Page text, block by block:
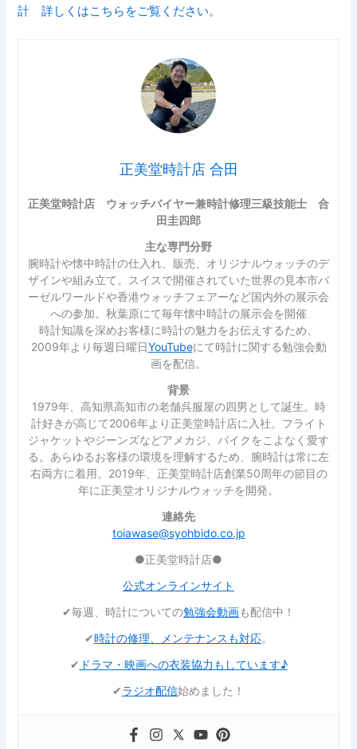
計 詳しくはこちらをご覧ください。
正美堂時計店 合田
正美堂時計店 ウォッチバイヤー兼時計修理三級技能士 合
田圭四郎
主な専門分野
腕時計や懐中時計の仕入れ、販売、オリジナルウォッチのデ
ザインや組み立て。スイスで開催されていた世界の見本市バ
ーゼルワールドや香港ウォッチフェアーなど国内外の展示会
への参加。秋葉原にて毎年懐中時計の展示会を開催
時計知識を深めお客様に時計の魅力をお伝えするため、
2009年より毎週日曜日YouTubeにて時計に関する勉強会動
画を配信。
背景
1979年、高知県高知市の老舗呉服屋の四男として誕生。時
計好きが高じて2006年より正美堂時計店に入社。フライト
ジャケットやジーンズなどアメカジ、バイクをこよなく愛す
る。あらゆるお客様の環境を理解するため、腕時計は常に左
右両方に着用。2019年、正美堂時計店創業50周年の節目の
年に正美堂オリジナルウォッチを開発。
連絡先
toiawase@syohbido.co.jp
●正美堂時計店●
公式オンラインサイト
✔︎毎週、時計についての勉強会動画も配信中！
✔︎時計の修理、メンテナンスも対応。
✔︎ ドラマ・映画への衣装協力もしています♪
✔︎ラジオ配信始めました！